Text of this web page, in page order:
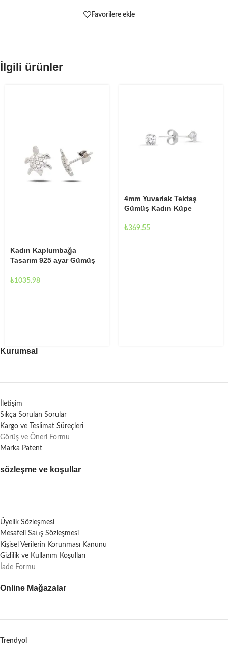
Favorilere ekle
İlgili ürünler
Kadın Kaplumbağa
Tasarım 925 ayar Gümüş
₺1035.98
4mm Yuvarlak Tektaş
Gümüş Kadın Küpe
₺369.55
Kurumsal
İletişim
Sıkça Sorulan Sorular
Kargo ve Teslimat Süreçleri
Görüş ve Öneri Formu
Marka Patent
sözleşme ve koşullar
Üyelik Sözleşmesi
Mesafeli Satış Sözleşmesi
Kişisel Verilerin Korunması Kanunu
Gizlilik ve Kullanım Koşulları
İade Formu
Online Mağazalar
Trendyol